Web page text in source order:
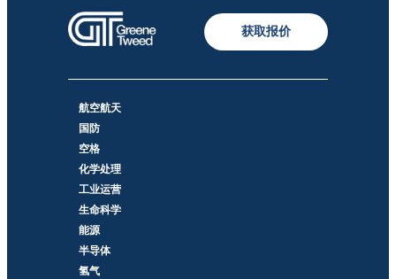
获取报价
航空航天
国防
空格
化学处理
工业运营
生命科学
能源
半导体
氢气